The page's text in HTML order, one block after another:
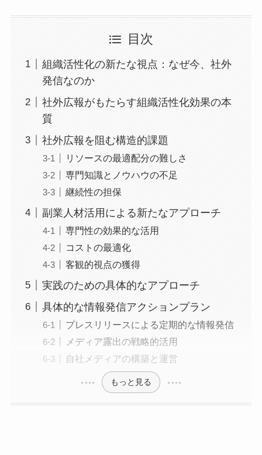
目次
組織活性化の新たな視点：なぜ今、社外
発信なのか
社外広報がもたらす組織活性化効果の本
質
社外広報を阻む構造的課題
リソースの最適配分の難しさ
専門知識とノウハウの不足
継続性の担保
副業人材活用による新たなアプローチ
専門性の効果的な活用
コストの最適化
客観的視点の獲得
実践のための具体的なアプローチ
具体的な情報発信アクションプラン
プレスリリースによる定期的な情報発信
メディア露出の戦略的活用
自社メディアの構築と運営
もっと見る